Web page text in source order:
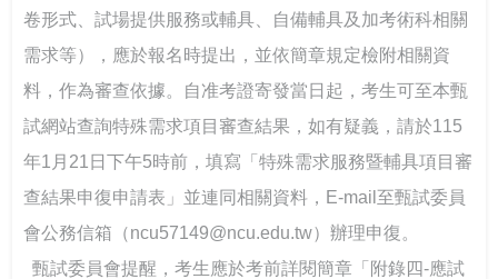
卷形式、試場提供服務或輔具、自備輔具及加考術科相關
需求等），應於報名時提出，並依簡章規定檢附相關資
料，作為審查依據。自准考證寄發當日起，考生可至本甄
試網站查詢特殊需求項目審查結果，如有疑義，請於115
年1月21日下午5時前，填寫「特殊需求服務暨輔具項目審
查結果申復申請表」並連同相關資料，E-mail至甄試委員
會公務信箱（ncu57149@ncu.edu.tw）辦理申復。
甄試委員會提醒，考生應於考前詳閱簡章「附錄四-應試